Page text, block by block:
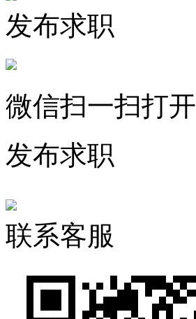
发布求职
微信扫一扫打开
发布求职
联系客服